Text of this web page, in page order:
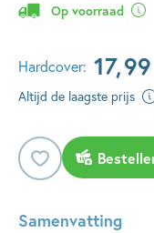
Op voorraad
Hardcover: 17,99
Altijd de laagste prijs
Samenvatting